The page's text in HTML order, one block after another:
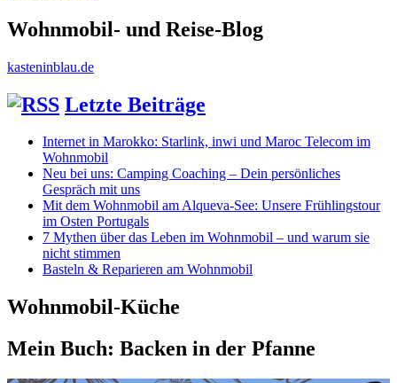
Wohnmobil- und Reise-Blog
kasteninblau.de
Letzte Beiträge
Internet in Marokko: Starlink, inwi und Maroc Telecom im
Wohnmobil
Neu bei uns: Camping Coaching – Dein persönliches
Gespräch mit uns
Mit dem Wohnmobil am Alqueva-See: Unsere Frühlingstour
im Osten Portugals
7 Mythen über das Leben im Wohnmobil – und warum sie
nicht stimmen
Basteln & Reparieren am Wohnmobil
Wohnmobil-Küche
Mein Buch: Backen in der Pfanne